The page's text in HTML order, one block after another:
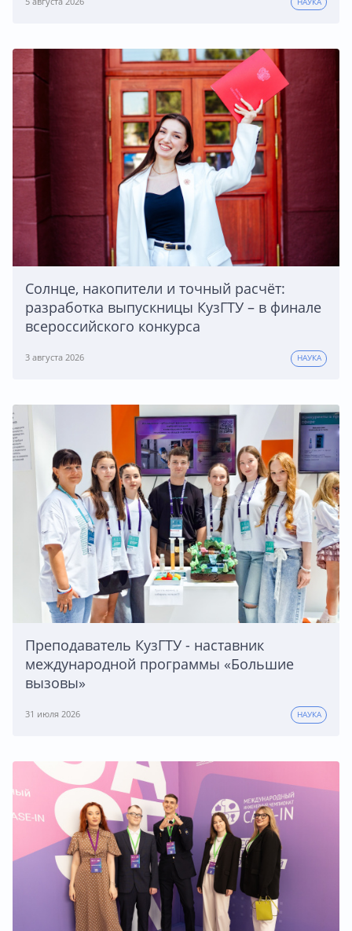
Солнце, накопители и точный расчёт:
разработка выпускницы КузГТУ – в финале
всероссийского конкурса
3 августа 2026 НАУКА
Преподаватель КузГТУ - наставник
международной программы «Большие
вызовы»
31 июля 2026 НАУКА